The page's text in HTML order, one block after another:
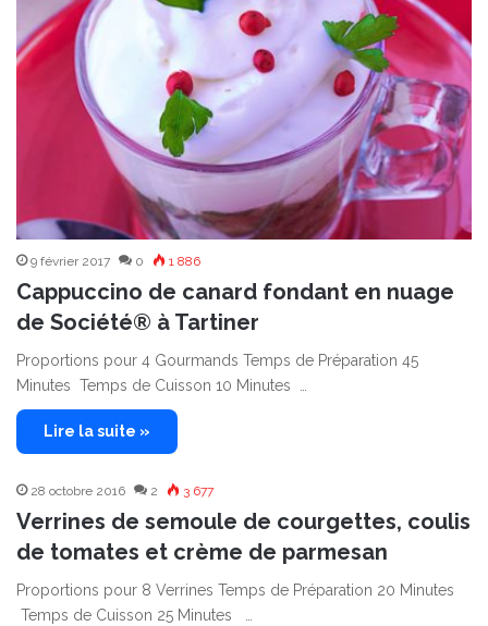
9 février 2017 0 1 886
Cappuccino de canard fondant en nuage
de Société® à Tartiner
Proportions pour 4 Gourmands Temps de Préparation 45
Minutes Temps de Cuisson 10 Minutes …
Lire la suite »
28 octobre 2016 2 3 677
Verrines de semoule de courgettes, coulis
de tomates et crème de parmesan
Proportions pour 8 Verrines Temps de Préparation 20 Minutes
Temps de Cuisson 25 Minutes …